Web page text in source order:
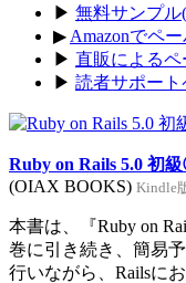
▶ 無料サンプル
▶ Amazonでペ
▶ 直販によるペ
▶ 読者サポート
Ruby on Rails 5.0 初
(OIAX BOOKS) Kindle
本書は、『Ruby on
巻に引き続き、簡易
行いながら、Railsに